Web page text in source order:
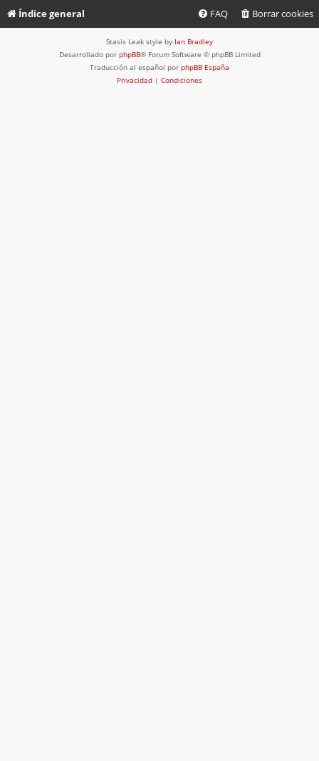
Índice general Borrar cookies
FAQ
Stasis Leak style by Ian Bradley
Desarrollado por phpBB® Forum Software © phpBB Limited
Traducción al español por phpBB España
Privacidad | Condiciones